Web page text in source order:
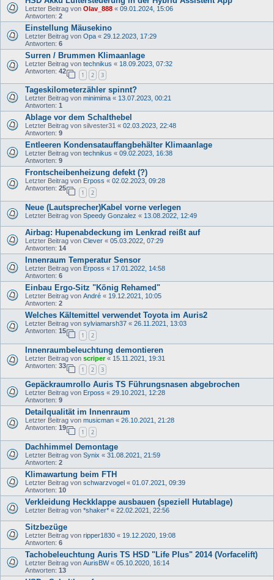
Letzter Beitrag von Olav_888 « 09.01.2024, 15:06
Antworten: 2
Einstellung Mäusekino
Letzter Beitrag von Opa « 29.12.2023, 17:29
Antworten: 6
Surren / Brummen Klimaanlage
Letzter Beitrag von technikus « 18.09.2023, 07:32
Antworten: 42
1 2 3
Tageskilometerzähler spinnt?
Letzter Beitrag von minimima « 13.07.2023, 00:21
Antworten: 1
Ablage vor dem Schalthebel
Letzter Beitrag von silvester31 « 02.03.2023, 22:48
Antworten: 9
Entleeren Kondensatauffangbehälter Klimaanlage
Letzter Beitrag von technikus « 09.02.2023, 16:38
Antworten: 9
Frontscheibenheizung defekt (?)
Letzter Beitrag von Erposs « 02.02.2023, 09:28
Antworten: 25
1 2
Neue (Lautsprecher)Kabel vorne verlegen
Letzter Beitrag von Speedy Gonzalez « 13.08.2022, 12:49
Airbag: Hupenabdeckung im Lenkrad reißt auf
Letzter Beitrag von Clever « 05.03.2022, 07:29
Antworten: 14
Innenraum Temperatur Sensor
Letzter Beitrag von Erposs « 17.01.2022, 14:58
Antworten: 6
Einbau Ergo-Sitz "König Rehamed"
Letzter Beitrag von André « 19.12.2021, 10:05
Antworten: 2
Welches Kältemittel verwendet Toyota im Auris2
Letzter Beitrag von sylviamarsh37 « 26.11.2021, 13:03
Antworten: 15
1 2
Innenraumbeleuchtung demontieren
Letzter Beitrag von scriper« 15.11.2021, 19:31
Antworten: 33
1 2 3
Gepäckraumrollo Auris TS Führungsnasen abgebrochen
Letzter Beitrag von Erposs « 29.10.2021, 12:28
Antworten: 9
Detailqualität im Innenraum
Letzter Beitrag von musicman « 26.10.2021, 21:28
Antworten: 19
1 2
Dachhimmel Demontage
Letzter Beitrag von Synix « 31.08.2021, 21:59
Antworten: 2
Klimawartung beim FTH
Letzter Beitrag von schwarzvogel « 01.07.2021, 09:39
Antworten: 10
Verkleidung Heckklappe ausbauen (speziell Hutablage)
Letzter Beitrag von *shaker* « 22.02.2021, 22:56
Sitzbezüge
Letzter Beitrag von ripper1830 « 19.12.2020, 19:08
Antworten: 6
Tachobeleuchtung Auris TS HSD "Life Plus" 2014 (Vorfacelift)
Letzter Beitrag von AurisBW« 05.10.2020, 16:14
Antworten: 13